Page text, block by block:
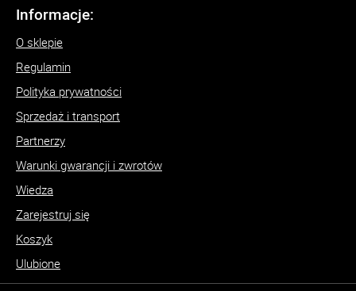
Informacje:
O sklepie
Regulamin
Polityka prywatności
Sprzedaż i transport
Partnerzy
Warunki gwarancji i zwrotów
Wiedza
Zarejestruj się
Koszyk
Ulubione